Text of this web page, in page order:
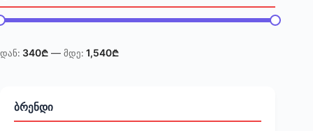
price
price340₾ — 1,540₾
ᲑᲠᲔᲜᲓᲘ